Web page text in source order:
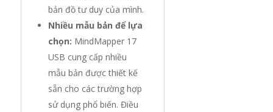
bản đồ tư duy của mình.
Nhiều mẫu bản để lựa
chọn: MindMapper 17
USB cung cấp nhiều
mẫu bản được thiết kế
sẵn cho các trường hợp
sử dụng phổ biến. Điều